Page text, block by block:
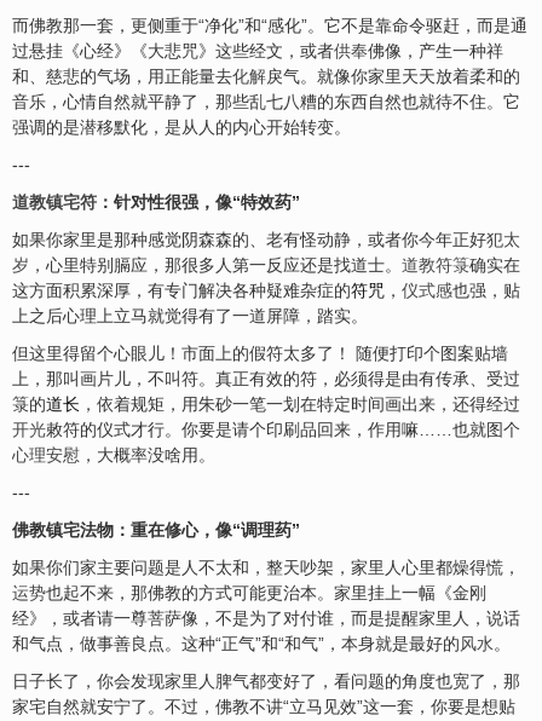
而佛教那一套，更侧重于“净化”和“感化”。它不是靠命令驱赶，而是通
过悬挂《心经》《大悲咒》这些经文，或者供奉佛像，产生一种祥
和、慈悲的气场，用正能量去化解戾气。就像你家里天天放着柔和的
音乐，心情自然就平静了，那些乱七八糟的东西自然也就待不住。它
强调的是潜移默化，是从人的内心开始转变。
---
道教镇宅符 ：针对性很强，像“特效药”
如果你家里是那种感觉阴森森的、老有怪动静，或者你今年正好犯太
岁 ，心里特别膈应，那很多人第一反应还是找道士。 道教符箓确实在
这方面积累深厚，有专门解决各种疑难杂症的符咒 ， 仪式感也强，贴
上之后心理上立马就觉得有了一道屏障，踏实。
但这里得留个心眼儿！市面上的假符太多了！ 随便打印个图案贴墙
上，那叫画片儿，不叫符。真正有效的符，必须得是由有传承、受过
箓的道长 ，依着规矩，用朱砂一笔一划在特定时间画出来，还得经过
开光敕符的仪式才行。你要是请个印刷品回来，作用嘛……也就图个
心理安慰 ，大概率没啥用。
---
佛教镇宅法物：重在修心，像“调理药”
如果你们家主要问题是人不太和，整天吵架，家里人心里都燥得慌，
运势也起不来，那佛教的方式可能更治本。家里挂上一幅《金刚
经》，或者请一尊菩萨像，不是为了对付谁，而是提醒家里人，说话
和气点，做事善良点。这种“正气”和“和气”，本身就是最好的风水。
日子长了，你会发现家里人脾气都变好了，看问题的角度也宽了，那
家宅自然就安宁了。不过，佛教不讲“立马见效”这一套，你要是想贴